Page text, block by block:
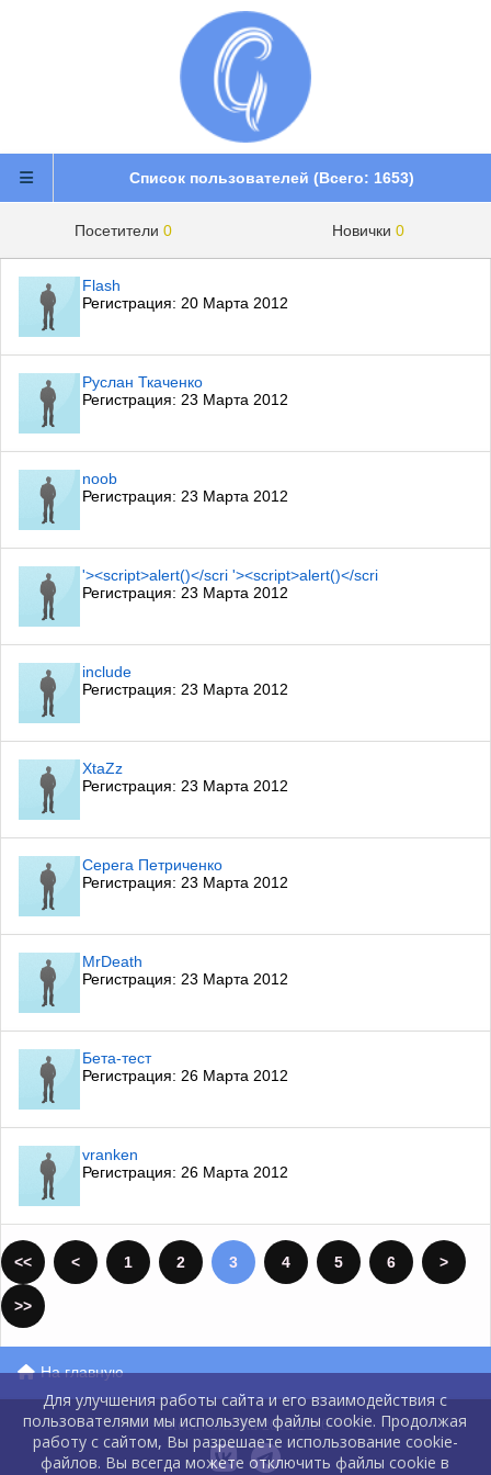
Список пользователей (Всего: 1653)
Посетители 0 Новички 0
Flash
Регистрация: 20 Марта 2012
Руслан Ткаченко
Регистрация: 23 Марта 2012
noob
Регистрация: 23 Марта 2012
'><script>alert()</scri '><script>alert()</scri
Регистрация: 23 Марта 2012
include
Регистрация: 23 Марта 2012
XtaZz
Регистрация: 23 Марта 2012
Серега Петриченко
Регистрация: 23 Марта 2012
MrDeath
Регистрация: 23 Марта 2012
Бета-тест
Регистрация: 26 Марта 2012
vranken
Регистрация: 26 Марта 2012
<< < 1 2 3 4 5 6 >
>>
На главную
GlobalCMS.Ru 2012-2026
Для улучшения работы сайта и его взаимодействия с
пользователями мы используем файлы cookie. Продолжая
работу с сайтом, Вы разрешаете использование cookie-
файлов. Вы всегда можете отключить файлы cookie в